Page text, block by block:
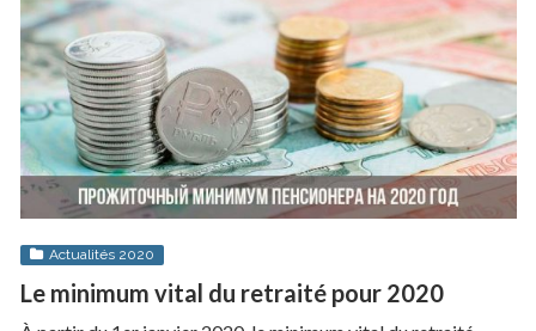
Actualités 2020
Le minimum vital du retraité pour 2020